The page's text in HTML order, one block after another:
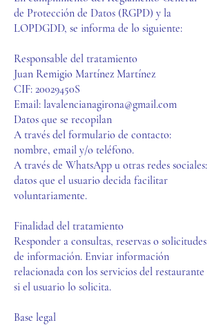
de Protección de Datos (RGPD) y la
LOPDGDD, se informa de lo siguiente:
Responsable del tratamiento
Juan Remigio Martínez Martínez
CIF: 20029450S
Email: lavalencianagirona@gmail.com
Datos que se recopilan
A través del formulario de contacto:
nombre, email y/o teléfono.
A través de WhatsApp u otras redes sociales:
datos que el usuario decida facilitar
voluntariamente.
Finalidad del tratamiento
Responder a consultas, reservas o solicitudes
de información. Enviar información
relacionada con los servicios del restaurante
si el usuario lo solicita.
Base legal